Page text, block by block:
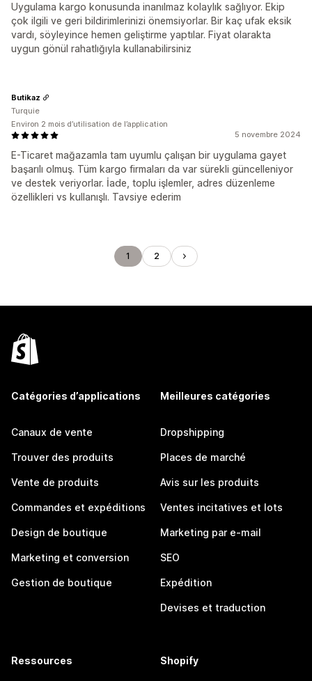
Uygulama kargo konusunda inanılmaz kolaylık sağlıyor. Ekip
çok ilgili ve geri bildirimlerinizi önemsiyorlar. Bir kaç ufak eksik
vardı, söyleyince hemen geliştirme yaptılar. Fiyat olarakta
uygun gönül rahatlığıyla kullanabilirsiniz
5 novembre 2024
E-Ticaret mağazamla tam uyumlu çalışan bir uygulama gayet
başarılı olmuş. Tüm kargo firmaları da var sürekli güncelleniyor
ve destek veriyorlar. İade, toplu işlemler, adres düzenleme
özellikleri vs kullanışlı. Tavsiye ederim
Butikaz
Turquie
Environ 2 mois d’utilisation de l’application
1 2
Catégories d’applications
Canaux de vente
Trouver des produits
Vente de produits
Commandes et expéditions
Design de boutique
Marketing et conversion
Gestion de boutique
Meilleures catégories
Dropshipping
Places de marché
Avis sur les produits
Ventes incitatives et lots
Marketing par e-mail
SEO
Expédition
Devises et traduction
Ressources Shopify